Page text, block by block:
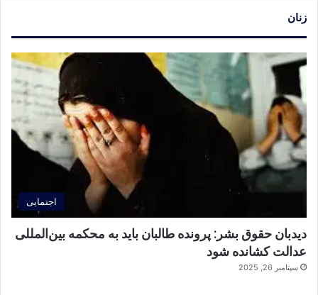
زنان
اجتمایی
دیدبان حقوق بشر: پرونده طالبان باید به محکمه بین‌المللی
عدالت کشانده شود
سپتامبر 26, 2025